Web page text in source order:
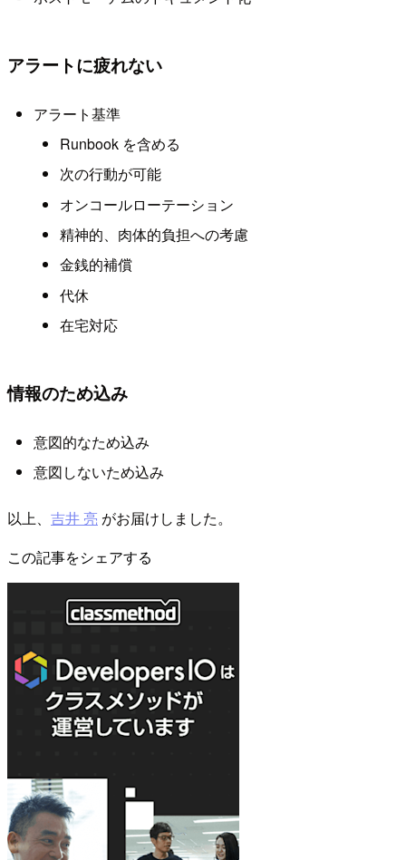
アラートに疲れない
アラート基準
Runbook を含める
次の行動が可能
オンコールローテーション
精神的、肉体的負担への考慮
金銭的補償
代休
在宅対応
情報のため込み
意図的なため込み
意図しないため込み
以上、 吉井 亮 がお届けしました。
この記事をシェアする